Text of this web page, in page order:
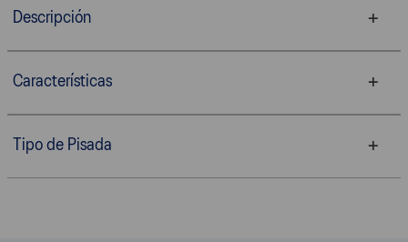
Descripción
Características
Tipo de Pisada